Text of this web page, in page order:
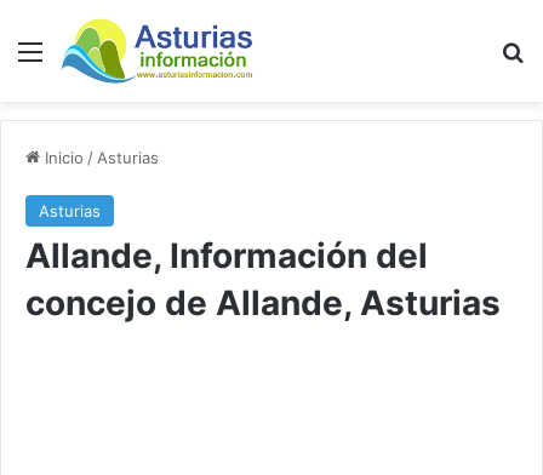
Menú
Inicio / Asturias
Asturias
Allande, Información del
concejo de Allande, Asturias